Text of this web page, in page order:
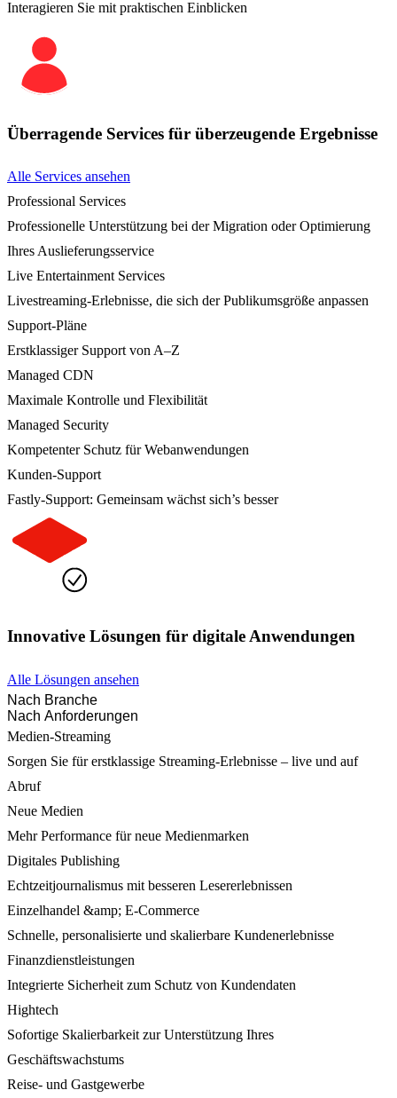
Interagieren Sie mit praktischen Einblicken
Überragende Services für überzeugende Ergebnisse
Alle Services ansehen
Professional Services
Professionelle Unterstützung bei der Migration oder Optimierung
Ihres Auslieferungsservice
Live Entertainment Services
Livestreaming-Erlebnisse, die sich der Publikumsgröße anpassen
Support-Pläne
Erstklassiger Support von A–Z
Managed CDN
Maximale Kontrolle und Flexibilität
Managed Security
Kompetenter Schutz für Webanwendungen
Kunden-Support
Fastly-Support: Gemeinsam wächst sich’s besser
Innovative Lösungen für digitale Anwendungen
Alle Lösungen ansehen
Nach Branche
Nach Anforderungen
Medien-Streaming
Sorgen Sie für erstklassige Streaming-Erlebnisse – live und auf
Abruf
Neue Medien
Mehr Performance für neue Medienmarken
Digitales Publishing
Echtzeitjournalismus mit besseren Lesererlebnissen
Einzelhandel &amp; E-Commerce
Schnelle, personalisierte und skalierbare Kundenerlebnisse
Finanzdienstleistungen
Integrierte Sicherheit zum Schutz von Kundendaten
Hightech
Sofortige Skalierbarkeit zur Unterstützung Ihres
Geschäftswachstums
Reise- und Gastgewerbe